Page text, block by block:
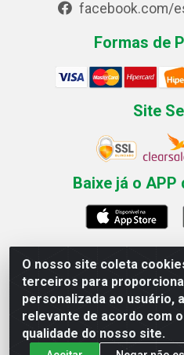
O nosso site coleta
terceiros para
personalizada ao usuário,
relevante de acordo com
qualidade do nosso site.
facebook.com/
Formas de
Site
Baixe já o APP
Esperança Nordeste - Rua
Estância - Recife / PE